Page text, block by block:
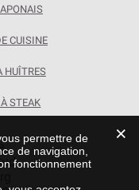
CUISINE
HUÎTRES
STEAK
permettre de
de navigation,
fonctionnement